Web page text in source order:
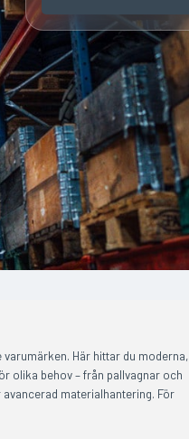
Här hittar du moderna,
olika behov – från pallvagnar och
materialhantering. För